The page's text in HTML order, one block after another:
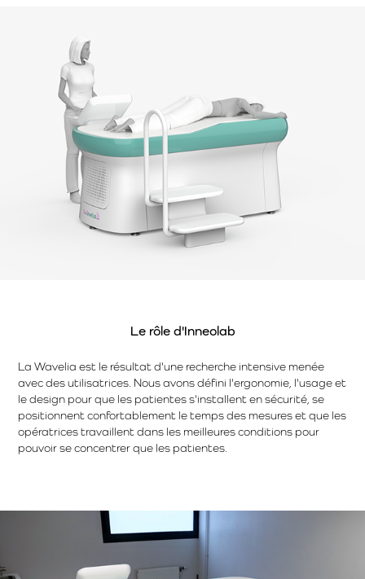
Le rôle d'Inneolab
La Wavelia est le résultat d'une recherche intensive menée
avec des utilisatrices. Nous avons défini l'ergonomie, l'usage et
le design pour que les patientes s'installent en sécurité, se
positionnent confortablement le temps des mesures et que les
opératrices travaillent dans les meilleures conditions pour
pouvoir se concentrer que les patientes.